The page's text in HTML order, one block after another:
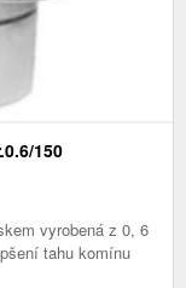
150
vyrobená z 0, 6
tahu komínu